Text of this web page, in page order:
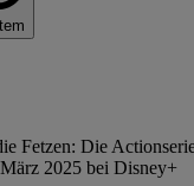
Fetzen: Die
2025 bei Disney+